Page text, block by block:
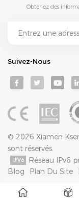
Obtenez des
Suivez-Nous
© 2026 Xiamen
sont réservés.
Réseau IPv6
Blog
Plan Du Site